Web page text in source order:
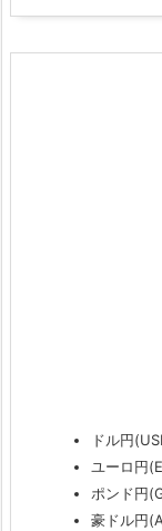
ドル円
ユーロ円
ポンド円
豪ドル円